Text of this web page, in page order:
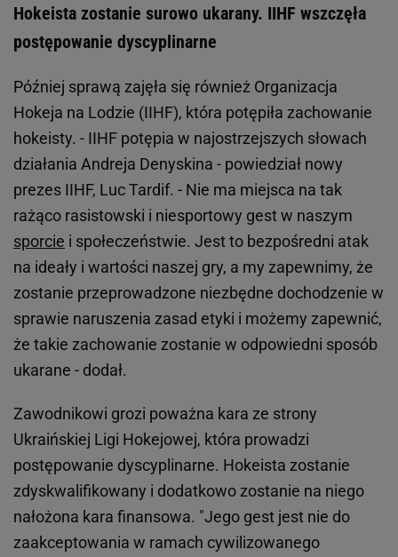
Hokeista zostanie surowo ukarany. IIHF wszczęła
postępowanie dyscyplinarne
Później sprawą zajęła się również Organizacja
Hokeja na Lodzie (IIHF), która potępiła zachowanie
hokeisty. - IIHF potępia w najostrzejszych słowach
działania Andreja Denyskina - powiedział nowy
prezes IIHF, Luc Tardif. - Nie ma miejsca na tak
rażąco rasistowski i niesportowy gest w naszym
sporcie i społeczeństwie. Jest to bezpośredni atak
na ideały i wartości naszej gry, a my zapewnimy, że
zostanie przeprowadzone niezbędne dochodzenie w
sprawie naruszenia zasad etyki i możemy zapewnić,
że takie zachowanie zostanie w odpowiedni sposób
ukarane - dodał.
Zawodnikowi grozi poważna kara ze strony
Ukraińskiej Ligi Hokejowej, która prowadzi
postępowanie dyscyplinarne. Hokeista zostanie
zdyskwalifikowany i dodatkowo zostanie na niego
nałożona kara finansowa. "Jego gest jest nie do
zaakceptowania w ramach cywilizowanego